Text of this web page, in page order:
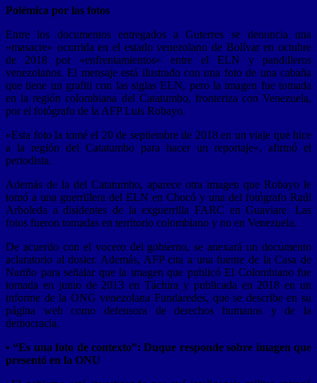
Polémica por las fotos
Entre los documentos entregados a Guterres se denuncia una
«masacre» ocurrida en el estado venezolano de Bolívar en octubre
de 2018 por «enfrentamientos» entre el ELN y pandilleros
venezolanos. El mensaje está ilustrado con una foto de una cabaña
que tiene un grafiti con las siglas ELN, pero la imagen fue tomada
en la región colombiana del Catatumbo, fronteriza con Venezuela,
por el fotógrafo de la AFP Luis Robayo.
«Esta foto la tomé el 20 de septiembre de 2018 en un viaje que hice
a la región del Catatumbo para hacer un reportaje», afirmó el
periodista.
Además de la del Catatumbo, aparece otra imagen que Robayo le
tomó a una guerrillera del ELN en Chocó y una del fotógrafo Raúl
Arboleda a disidentes de la exguerrilla FARC en Guaviare. Las
fotos fueron tomadas en territorio colombiano y no en Venezuela.
De acuerdo con el vocero del gobierno, se anexará un documento
aclaratorio al dosier. Además, AFP cita a una fuente de la Casa de
Nariño para señalar que la imagen que publicó El Colombiano fue
tomada en junio de 2013 en Táchira y publicada en 2018 en un
informe de la ONG venezolana Fundaredes, que se describe en su
página web como defensora de derechos humanos y de la
democracia.
• “Es una foto de contexto”: Duque responde sobre imagen que
presentó en la ONU